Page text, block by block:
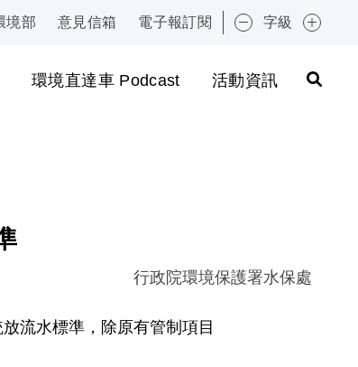
境部 意見信箱 電子報訂閱 字級
環境直達車 Podcast 活動資訊
:::
行政院環境保護署水保處
流水標準，除原有管制項目